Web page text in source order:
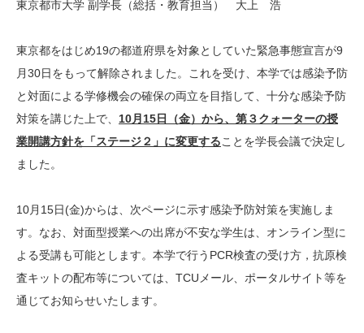
東京都市大学 副学長（総括・教育担当） 大上 浩
東京都をはじめ19の都道府県を対象としていた緊急事態宣言が9
月30日をもって解除されました。これを受け、本学では感染予防
と対面による学修機会の確保の両立を目指して、十分な感染予防
対策を講じた上で、 10月15日（金）から、第３クォーターの授
業開講方針を「ステージ２」に変更することを学長会議で決定し
ました。
10月15日(金)からは、次ページに示す感染予防対策を実施しま
す。なお、対面型授業への出席が不安な学生は、オンライン型に
よる受講も可能とします。本学で行うPCR検査の受け方，抗原検
査キットの配布等については、TCUメール、ポータルサイト等を
通じてお知らせいたします。